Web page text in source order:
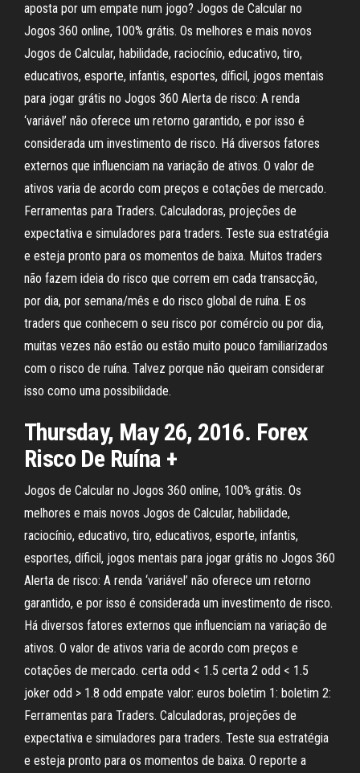
aposta por um empate num jogo? Jogos de Calcular no
Jogos 360 online, 100% grátis. Os melhores e mais novos
Jogos de Calcular, habilidade, raciocínio, educativo, tiro,
educativos, esporte, infantis, esportes, díficil, jogos mentais
para jogar grátis no Jogos 360 Alerta de risco: A renda
‘variável’ não oferece um retorno garantido, e por isso é
considerada um investimento de risco. Há diversos fatores
externos que influenciam na variação de ativos. O valor de
ativos varia de acordo com preços e cotações de mercado.
Ferramentas para Traders. Calculadoras, projeções de
expectativa e simuladores para traders. Teste sua estratégia
e esteja pronto para os momentos de baixa. Muitos traders
não fazem ideia do risco que correm em cada transacção,
por dia, por semana/mês e do risco global de ruína. E os
traders que conhecem o seu risco por comércio ou por dia,
muitas vezes não estão ou estão muito pouco familiarizados
com o risco de ruína. Talvez porque não queiram considerar
isso como uma possibilidade.
Thursday, May 26, 2016. Forex
Risco De Ruína +
Jogos de Calcular no Jogos 360 online, 100% grátis. Os
melhores e mais novos Jogos de Calcular, habilidade,
raciocínio, educativo, tiro, educativos, esporte, infantis,
esportes, díficil, jogos mentais para jogar grátis no Jogos 360
Alerta de risco: A renda ‘variável’ não oferece um retorno
garantido, e por isso é considerada um investimento de risco.
Há diversos fatores externos que influenciam na variação de
ativos. O valor de ativos varia de acordo com preços e
cotações de mercado. certa odd < 1.5 certa 2 odd < 1.5
joker odd > 1.8 odd empate valor: euros boletim 1: boletim 2:
Ferramentas para Traders. Calculadoras, projeções de
expectativa e simuladores para traders. Teste sua estratégia
e esteja pronto para os momentos de baixa. O reporte a